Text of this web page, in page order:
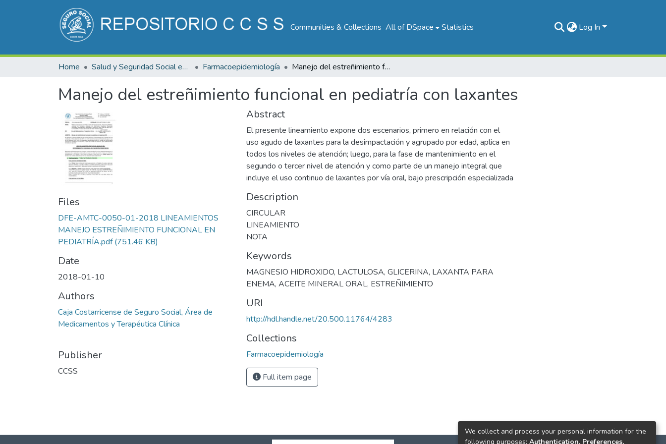
Communities & Collections All of DSpace Statistics Log In
Home Salud y Seguridad Social en Costa Rica Farmacoepidemiología Manejo del estreñimiento funcional en pediatría con laxantes
Manejo del estreñimiento funcional en pediatría con laxantes
Files
DFE-AMTC-0050-01-2018 LINEAMIENTOS
MANEJO ESTREÑIMIENTO FUNCIONAL EN
PEDIATRÍA.pdf(751.46 KB)
Date
2018-01-10
Authors
Caja Costarricense de Seguro Social, Área de
Medicamentos y Terapéutica Clínica
Publisher
CCSS
Abstract
El presente lineamiento expone dos escenarios, primero en relación con el
uso agudo de laxantes para la desimpactación y agrupado por edad, aplica en
todos los niveles de atención; luego, para la fase de mantenimiento en el
segundo o tercer nivel de atención y como parte de un manejo integral que
incluye el uso continuo de laxantes por vía oral, bajo prescripción especializada
Description
CIRCULAR
LINEAMIENTO
NOTA
Keywords
MAGNESIO HIDROXIDO, LACTULOSA, GLICERINA, LAXANTA PARA
ENEMA, ACEITE MINERAL ORAL, ESTREÑIMIENTO
URI
http://hdl.handle.net/20.500.11764/4283
Collections
Farmacoepidemiología
Full item page
We collect and process your personal information for the
following purposes: Authentication, Preferences,